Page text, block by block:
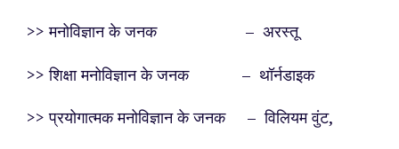
>> मनोविज्ञान के जनक – अरस्तू
>> शिक्षा मनोविज्ञान के जनक – थॉर्नडाइक
>> प्रयोगात्मक मनोविज्ञान के जनक – विलियम वुंट,